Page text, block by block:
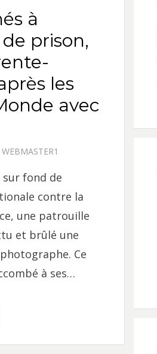
à
prison,
les
avec
WEBMASTER1
sur fond de
contre la
une patrouille
et brûlé une
Ce
à ses…